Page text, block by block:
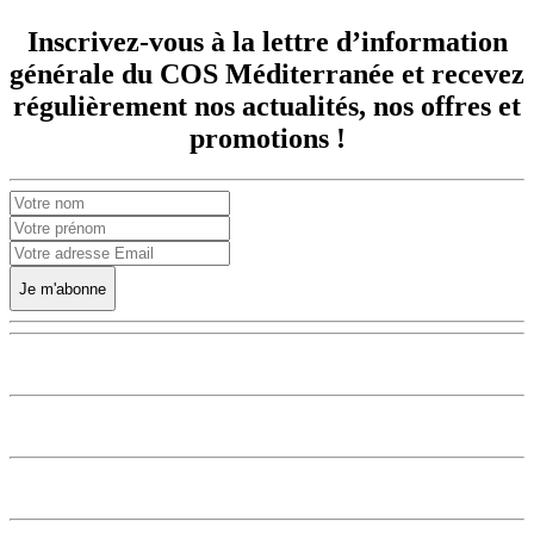
Inscrivez-vous à la lettre d’information
générale du COS Méditerranée et recevez
régulièrement nos actualités, nos offres et
promotions !
Je m'abonne